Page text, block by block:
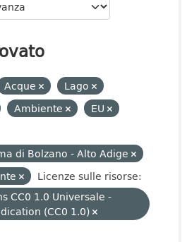
Acque
Lago
Ambiente
EU
di Bolzano - Alto Adige
Licenze sulle risorse:
CC0 1.0 Universale -
(CC0 1.0)